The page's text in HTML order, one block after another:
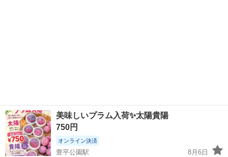
美味しいプラム入荷✨太陽貴陽
750円
オンライン決済
豊平公園駅
8月6日